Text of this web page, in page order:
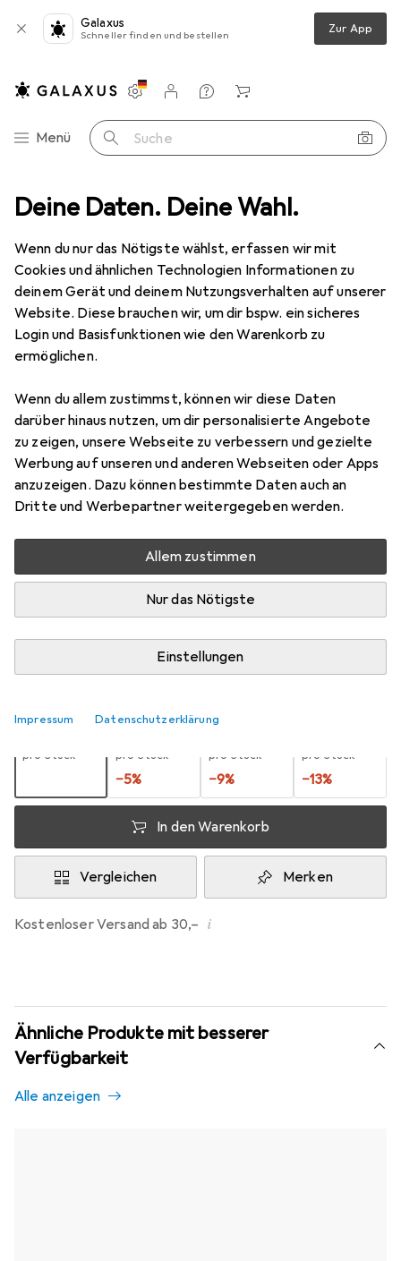
Deine Daten. Deine Wahl.
Wenn du nur das Nötigste wählst, erfassen wir mit
Cookies und ähnlichen Technologien Informationen zu
deinem Gerät und deinem Nutzungsverhalten auf unserer
Website. Diese brauchen wir, um dir bspw. ein sicheres
Login und Basisfunktionen wie den Warenkorb zu
ermöglichen.
Wenn du allem zustimmst, können wir diese Daten
darüber hinaus nutzen, um dir personalisierte Angebote
zu zeigen, unsere Webseite zu verbessern und gezielte
Werbung auf unseren und anderen Webseiten oder Apps
anzuzeigen. Dazu können bestimmte Daten auch an
Dritte und Werbepartner weitergegeben werden.
Allem zustimmen
Nur das Nötigste
Einstellungen
Impressum Datenschutzerklärung
Galaxus
Schneller finden und bestellen Zur App
Navigation nach Kategorien
Menü Suche
Einstellungen
Kundenkonto
Vergleichslisten
Merklisten
Warenkorb
Bondage + Fetisch Fetischkleider Obsessive Santastic
8 Bilder
MENGENRABATT
Obsessive Santastic
One Size
Preis in EUR inkl. MwSt.
EUR
12,18
Bewertungen Marke
Zwischen Do, 3.9. und Do, 10.9. geliefert
Nur 4 Stück an Lager beim Lieferanten
Benachrichtigen, wenn schneller verfügbar
1 Stück
pro Stück
pro Stück
−5%
3 Stück
pro Stück
−9%
pro Stück
−13%
In den Warenkorb
Vergleichen Merken
Kostenloser Versand ab 30,– i
Ähnliche Produkte mit besserer
Verfügbarkeit
Alle anzeigen